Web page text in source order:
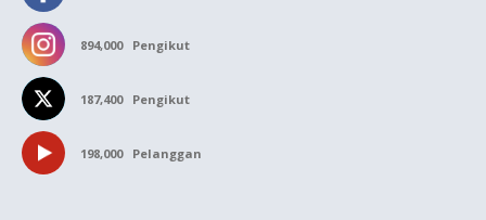
894,000 Pengikut
187,400 Pengikut
198,000 Pelanggan